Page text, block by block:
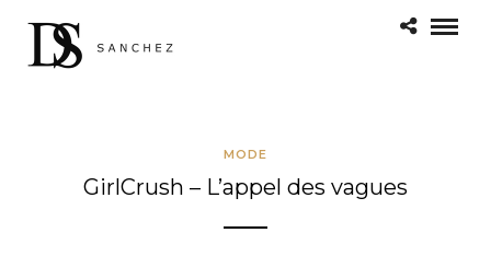
MODE
GirlCrush – L’appel des vagues